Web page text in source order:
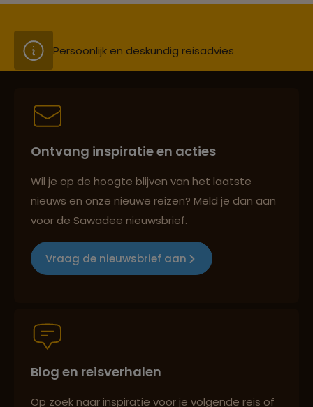
Best beoordeelde reisroutes
Groepsreizen mét indivuele vrijheid
Best beoordeelde reisroutes
Ontvang inspiratie en acties
Wil je op de hoogte blijven van het laatste
nieuws en onze nieuwe reizen? Meld je dan aan
voor de Sawadee nieuwsbrief.
Vraag de nieuwsbrief aan
Blog en reisverhalen
Op zoek naar inspiratie voor je volgende reis of